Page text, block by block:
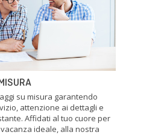
su misura garantendo
attenzione ai dettagli e
Affidati al tuo cuore per
ideale, alla nostra